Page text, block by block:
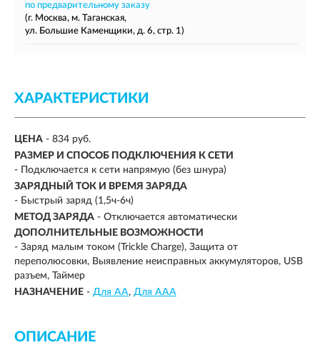
по предварительному заказу
(г. Москва, м. Таганская,
ул. Большие Каменщики, д. 6, стр. 1)
ХАРАКТЕРИСТИКИ
ЦЕНА - 834 руб.
РАЗМЕР И СПОСОБ ПОДКЛЮЧЕНИЯ К СЕТИ
- Подключается к сети напрямую (без шнура)
ЗАРЯДНЫЙ ТОК И ВРЕМЯ ЗАРЯДА
- Быстрый заряд (1,5ч-6ч)
МЕТОД ЗАРЯДА - Отключается автоматически
ДОПОЛНИТЕЛЬНЫЕ ВОЗМОЖНОСТИ
- Заряд малым током (Trickle Charge), Защита от
переполюсовки, Выявление неисправных аккумуляторов, USB
разъем, Таймер
НАЗНАЧЕНИЕ - Для AA Для AAA
ОПИСАНИЕ